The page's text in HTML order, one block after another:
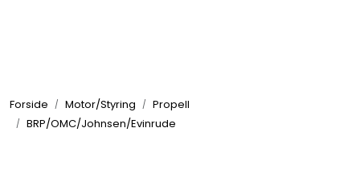
Forside Motor/Styring
Propell
BRP/OMC/Johnsen/Evinrude
Elektrisk